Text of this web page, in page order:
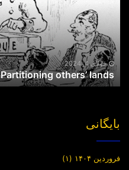
جولای 4, 2024
Partitioning others’ lands
بایگانی
فروردین ۱۴۰۴ (۱)